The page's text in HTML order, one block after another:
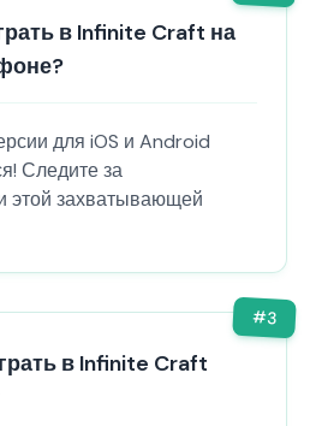
в Infinite Craft на
для iOS и Android
Следите за
этой захватывающей
#3
в Infinite Craft